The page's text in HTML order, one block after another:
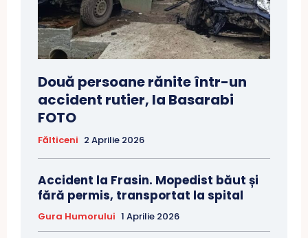
Două persoane rănite într-un
accident rutier, la Basarabi
FOTO
Fălticeni 2 Aprilie 2026
Accident la Frasin. Mopedist băut și
fără permis, transportat la spital
Gura Humorului 1 Aprilie 2026